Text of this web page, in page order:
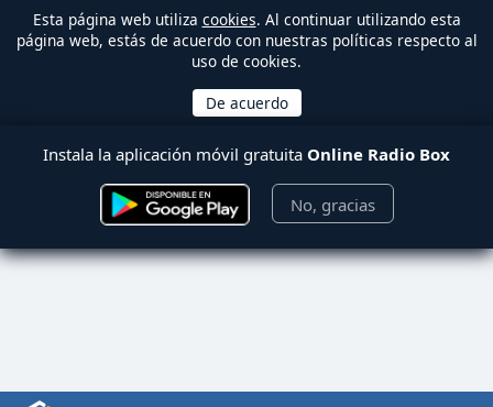
Esta página web utiliza cookies. Al continuar utilizando esta
página web, estás de acuerdo con nuestras políticas respecto al
uso de cookies.
Instala la aplicación móvil gratuita Online Radio Box
No, gracias